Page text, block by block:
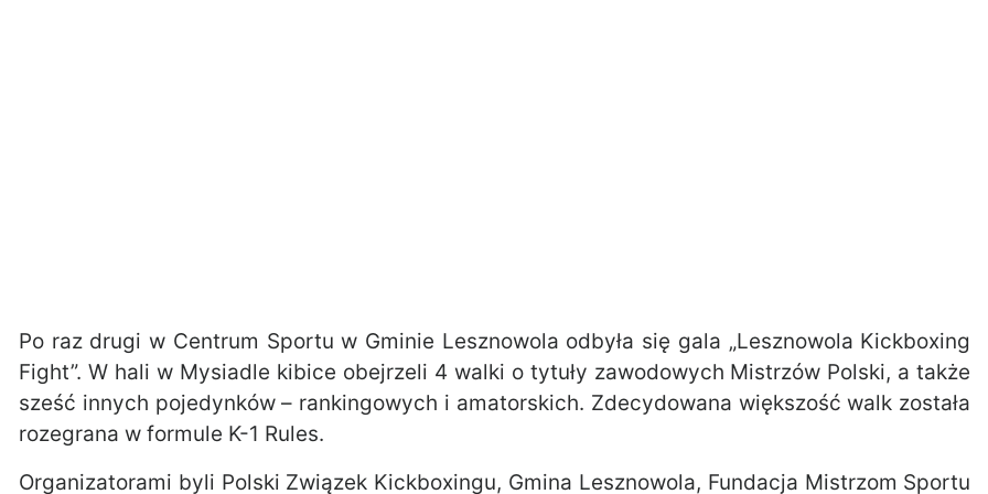
Po raz drugi w Centrum Sportu w Gminie Lesznowola odbyła się gala „Lesznowola Kickboxing
Fight”. W hali w Mysiadle kibice obejrzeli 4 walki o tytuły zawodowych Mistrzów Polski, a także
sześć innych pojedynków – rankingowych i amatorskich. Zdecydowana większość walk została
rozegrana w formule K-1 Rules.
Organizatorami byli Polski Związek Kickboxingu, Gmina Lesznowola, Fundacja Mistrzom Sportu